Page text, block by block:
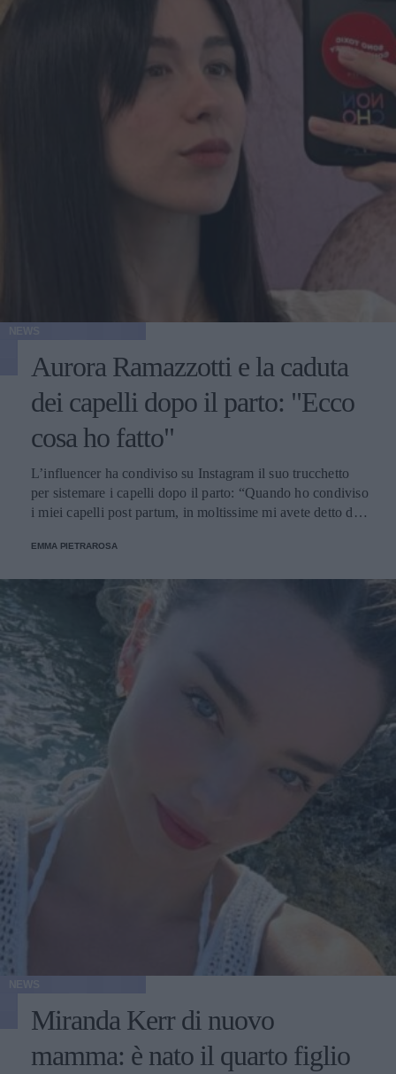
Aurora Ramazzotti e la caduta
dei capelli dopo il parto: "Ecco
cosa ho fatto"
L’influencer ha condiviso su Instagram il suo trucchetto
per sistemare i capelli dopo il parto: “Quando ho condiviso
i miei capelli post partum, in moltissime mi avete detto di
EMMA PIETRAROSA
Miranda Kerr di nuovo
mamma: è nato il quarto figlio